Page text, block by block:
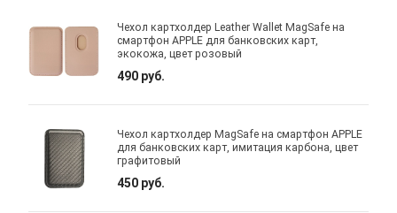
Чехол картхолдер Leather Wallet MagSafe на
смартфон APPLE для банковских карт,
экокожа, цвет розовый
490 руб.
Чехол картхолдер MagSafe на смартфон APPLE
для банковских карт, имитация карбона, цвет
графитовый
450 руб.